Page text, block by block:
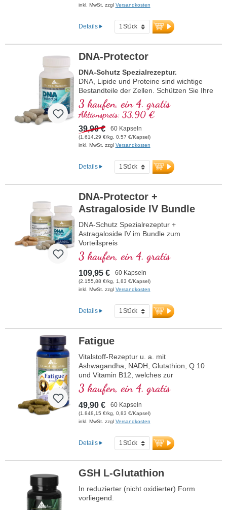
inkl. MwSt. zzgl Versandkosten
Details
DNA-Protector
DNA-Schutz Spezialrezeptur.
DNA, Lipide und Proteine sind wichtige
Bestandteile der Zellen. Schützen Sie Ihre
Zellen vor oxidativem Stress mit
wertvollen Naturstoffen!
3 kaufen, ein 4. gratis
Aktionspreis: 33,90 €
39,90 € 60 Kapseln
(1.614,29 €/kg, 0,57 €/Kapsel)
inkl. MwSt. zzgl Versandkosten
Details
DNA-Protector +
Astragaloside IV Bundle
DNA-Schutz Spezialrezeptur +
Astragaloside IV im Bundle zum
Vorteilspreis
3 kaufen, ein 4. gratis
109,95 € 60 Kapseln
(2.155,88 €/kg, 1,83 €/Kapsel)
inkl. MwSt. zzgl Versandkosten
Details
Fatigue
Vitalstoff-Rezeptur u. a. mit
Ashwagandha, NADH, Glutathion, Q 10
und Vitamin B12, welches zur
Verringerung von Müdigkeit und
Ermüdung beiträgt.
3 kaufen, ein 4. gratis
49,90 € 60 Kapseln
(1.848,15 €/kg, 0,83 €/Kapsel)
inkl. MwSt. zzgl Versandkosten
Details
GSH L-Glutathion
In reduzierter (nicht oxidierter) Form
vorliegend.